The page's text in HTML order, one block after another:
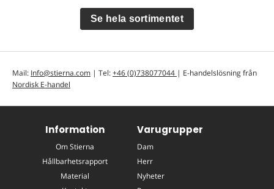
Se hela sortimentet
Mail: Info@stierna.com | Tel:+46 (0)738077044 | E-handelslösning från
Nordisk E-handel
Information
Om Stierna
Hållbarhetsrapport
Material
Varugrupper
Dam
Herr
Nyheter